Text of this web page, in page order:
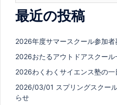
最近の投稿
2026年度サマースクール参加者
2026おたるアウトドアスクール
2026わくわくサイエンス塾の一
2026/03/01 スプリングスクー
らせ